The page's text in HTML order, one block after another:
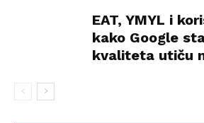
EAT, YMYL i
kako Google
kvaliteta utiču